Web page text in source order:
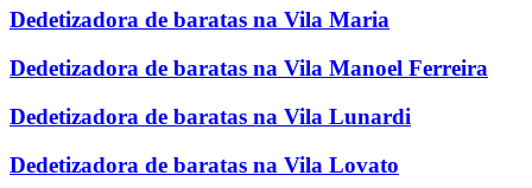
Dedetizadora de baratas na Vila Maria
Dedetizadora de baratas na Vila Manoel Ferreira
Dedetizadora de baratas na Vila Lunardi
Dedetizadora de baratas na Vila Lovato